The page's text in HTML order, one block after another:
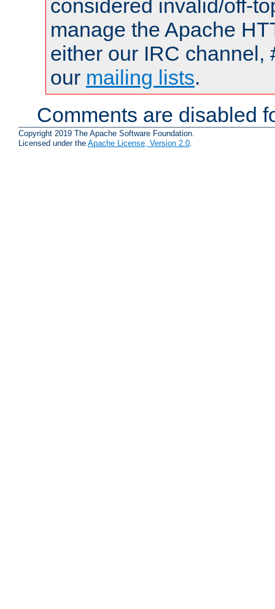
considered invalid/off-
manage the Apache
either our IRC channel,
our mailing lists.
Comments are disabled
Copyright 2019 The Apache Software Foundation.
Licensed under the Apache License, Version 2.0.